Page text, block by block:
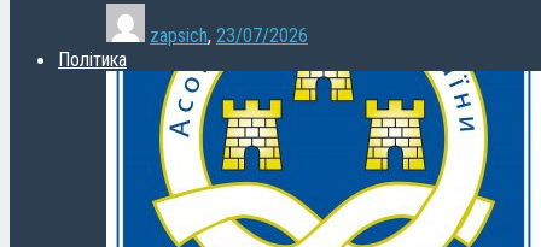
zapsich, 23/07/2026
Політика